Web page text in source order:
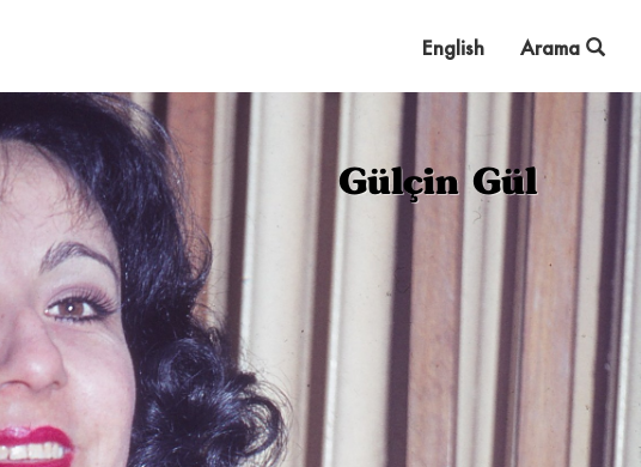
Arama
English
Gülçin Gül